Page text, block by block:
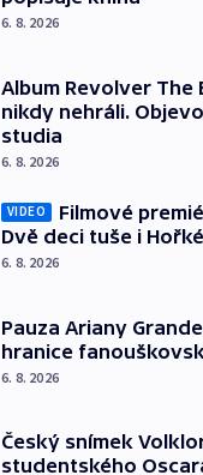
6. 8. 2026
Album Revolver The
nikdy nehráli.
studia
6. 8. 2026
VIDEO
Filmové
Dvě deci tuše i
6. 8. 2026
Pauza Ariany
hranice
6. 8. 2026
Český snímek
studentského